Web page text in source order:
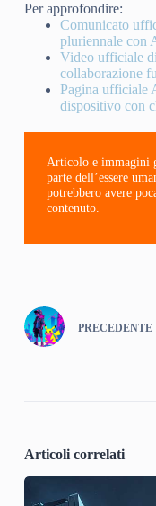
Per approfondire:
Comunicato
pluriennale con
Video ufficiale
collaborazione
Pagina ufficiale
dispositivo con
Articolo e immagini
parte dell’essere
potrebbero avere
contenuto.
PRECEDENTE
Articoli correlati